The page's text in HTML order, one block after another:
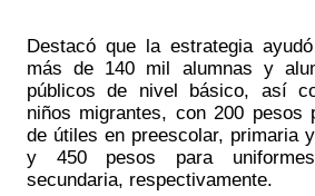
Destacó que la estrategia
más de 140 mil alumnas y
públicos de nivel básico, así
niños migrantes, con 200 pesos
de útiles en preescolar, primaria
y 450 pesos para
secundaria, respectivamente.